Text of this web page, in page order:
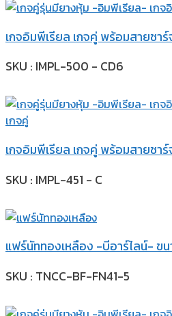
เกจอิมพีเรียล เกจคู่ พร้อมสายชา
SKU : IMPL-500 - CD6
เกจอิมพีเรียล เกจคู่ พร้อมสายชาร์
SKU : IMPL-451 - C
แฟร์นัททองเหลือง -บีอาร์ไลน์- ขน
SKU : TNCC-BF-FN41-5